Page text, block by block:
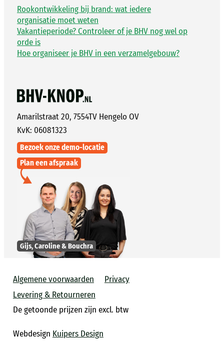
Amarilstraat 20, 7554TV Hengelo OV
KvK: 06081323
Bezoek onze demo-locatie
Plan een afspraak
Gijs, Caroline & Bouchra
Rookontwikkeling bij brand: wat iedere
organisatie moet weten
Vakantieperiode? Controleer of je BHV nog wel op
orde is
Hoe organiseer je BHV in een verzamelgebouw?
Algemene voorwaarden
Privacy
Levering & Retourneren
De getoonde prijzen zijn excl. btw
Webdesign Kuipers Design